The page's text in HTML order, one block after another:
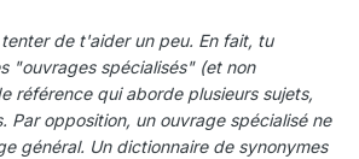
de t'aider un peu. En fait, tu
"ouvrages spécialisés" (et non
référence qui aborde plusieurs sujets,
Par opposition, un ouvrage spécialisé ne
général. Un dictionnaire de synonymes